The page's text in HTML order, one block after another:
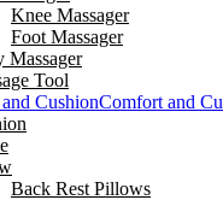
Knee Massager
Foot Massager
Massager
Tool
Comfort and
Back Rest Pillows